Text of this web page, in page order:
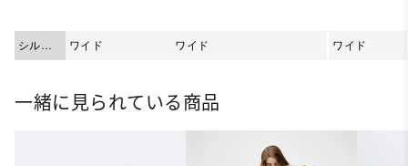
シルエ
ット
ワイド ワイド ワイド
一緒に見られている商品